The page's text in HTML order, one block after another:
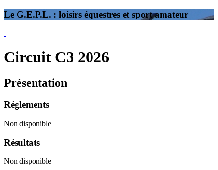
Le G.E.P.L. : loisirs équestres et sport amateur
Circuit C3 2026
Présentation
Réglements
Non disponible
Résultats
Non disponible